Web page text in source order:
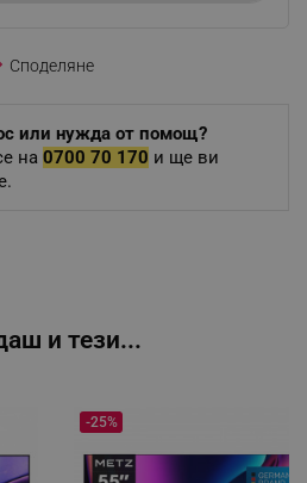
Споделяне
или нужда от помощ?
на 0700 70 170 и ще ви
и тези...
-25%